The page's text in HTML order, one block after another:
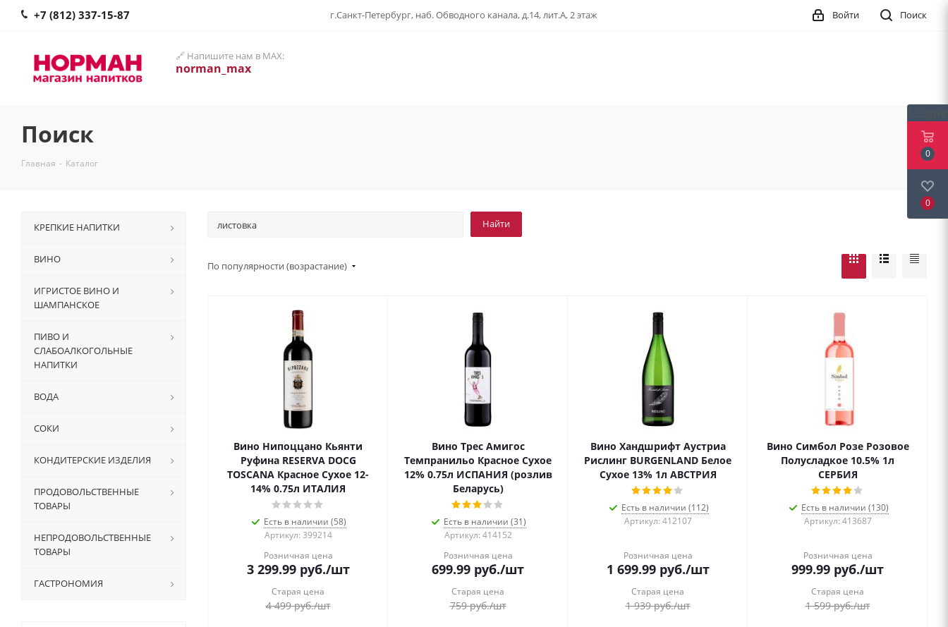
+7 (812) 337-15-87 г.Санкт-Петербург, наб. Обводного канала, д.14, лит.А, 2 этаж Поиск
Войти
🔗 Напишите нам в MAX:
norman_max
Поиск
Главная - Каталог
По популярности (возрастание)
Вино Нипоццано Кьянти
Руфина RESERVA DOCG
TOSCANA Красное Сухое 12-
14% 0.75л ИТАЛИЯ
Есть в наличии (58)
Артикул: 399214
Розничная цена
3 299.99руб./шт
Старая цена
4 499руб./шт
Вино Трес Амигос
Темпранильо Красное Сухое
12% 0.75л ИСПАНИЯ (розлив
Беларусь)
Есть в наличии (31)
Артикул: 414152
Розничная цена
699.99 руб./шт
Старая цена
759руб./шт
Вино Хандшрифт Аустриа
Рислинг BURGENLAND Белое
Сухое 13% 1л АВСТРИЯ
Есть в наличии (112)
Артикул: 412107
Розничная цена
1 699.99руб./шт
Старая цена
1 939руб./шт
Вино Симбол Розе Розовое
Полусладкое 10.5% 1л
СЕРБИЯ
Есть в наличии (130)
Артикул: 413687
Розничная цена
999.99 руб./шт
Старая цена
1 599руб./шт
КРЕПКИЕ НАПИТКИ
ВИНО
ИГРИСТОЕ ВИНО И
ШАМПАНСКОЕ
ПИВО И
СЛАБОАЛКОГОЛЬНЫЕ
НАПИТКИ
ВОДА
СОКИ
КОНДИТЕРСКИЕ ИЗДЕЛИЯ
ПРОДОВОЛЬСТВЕННЫЕ
ТОВАРЫ
НЕПРОДОВОЛЬСТВЕННЫЕ
ТОВАРЫ
ГАСТРОНОМИЯ
0
0